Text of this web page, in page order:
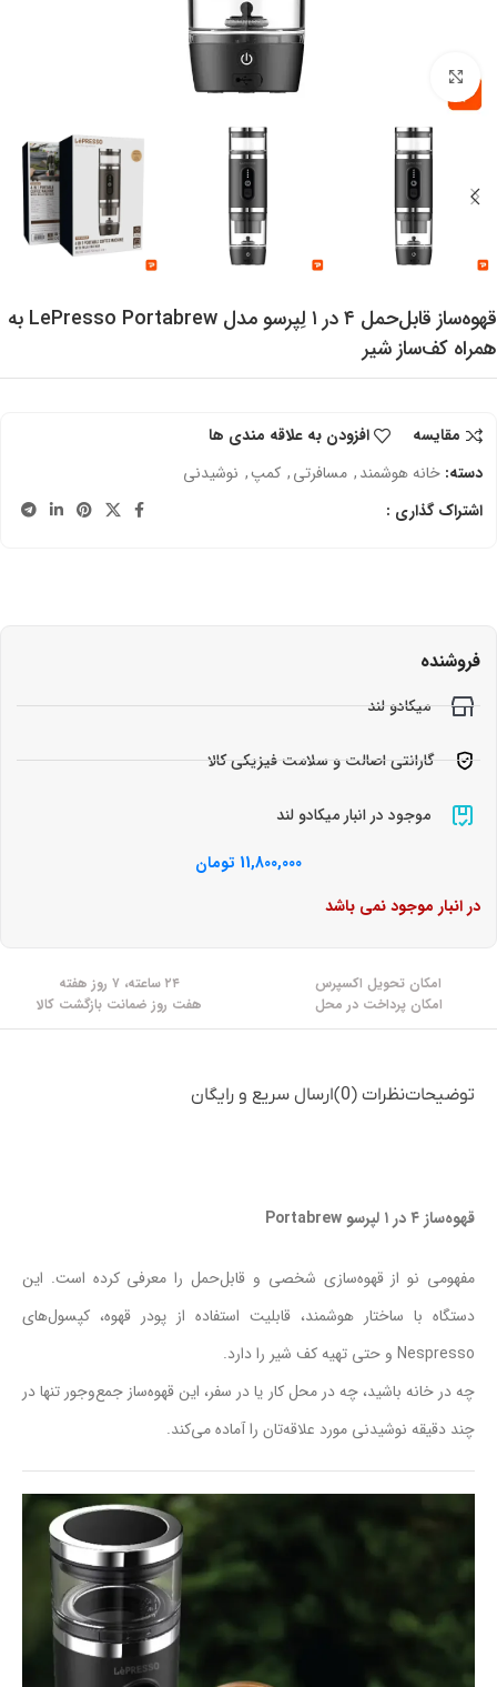
برای بزرگنمایی کلیک کنید
قهوه‌ساز قابل‌حمل ۴ در ۱ لِپرسو مدل LePresso Portabrew به
همراه کف‌ساز شیر
مقایسه
افزودن به علاقه مندی ها
دسته: خانه هوشمند, مسافرتی, کمپ, نوشیدنی
اشتراک گذاری :
فروشنده
میکادو لند
گارانتی اصالت و سلامت فیزیکی کالا
موجود در انبار میکادو لند
11,800,000 تومان
در انبار موجود نمی باشد
امکان تحویل اکسپرس
۲۴ ساعته، ۷ روز هفته
امکان پرداخت در محل
هفت روز ضمانت بازگشت کالا
توضیحاتنظرات (0) ارسال سریع و رایگان
قهوه‌ساز ۴ در ۱ لپرسو Portabrew
مفهومی نو از قهوه‌سازی شخصی و قابل‌حمل را معرفی کرده است. این
دستگاه با ساختار هوشمند، قابلیت استفاده از پودر قهوه، کپسول‌های
Nespresso و حتی تهیه کف شیر را دارد.
چه در خانه باشید، چه در محل کار یا در سفر، این قهوه‌ساز جمع‌وجور تنها در
چند دقیقه نوشیدنی مورد علاقه‌تان را آماده می‌کند.